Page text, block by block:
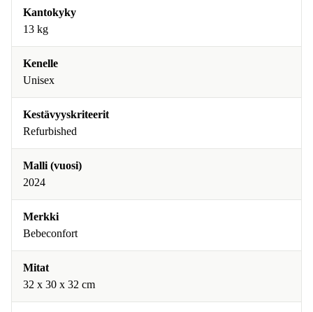
Kantokyky
13 kg
Kenelle
Unisex
Kestävyyskriteerit
Refurbished
Malli (vuosi)
2024
Merkki
Bebeconfort
Mitat
‎32 x 30 x 32 cm